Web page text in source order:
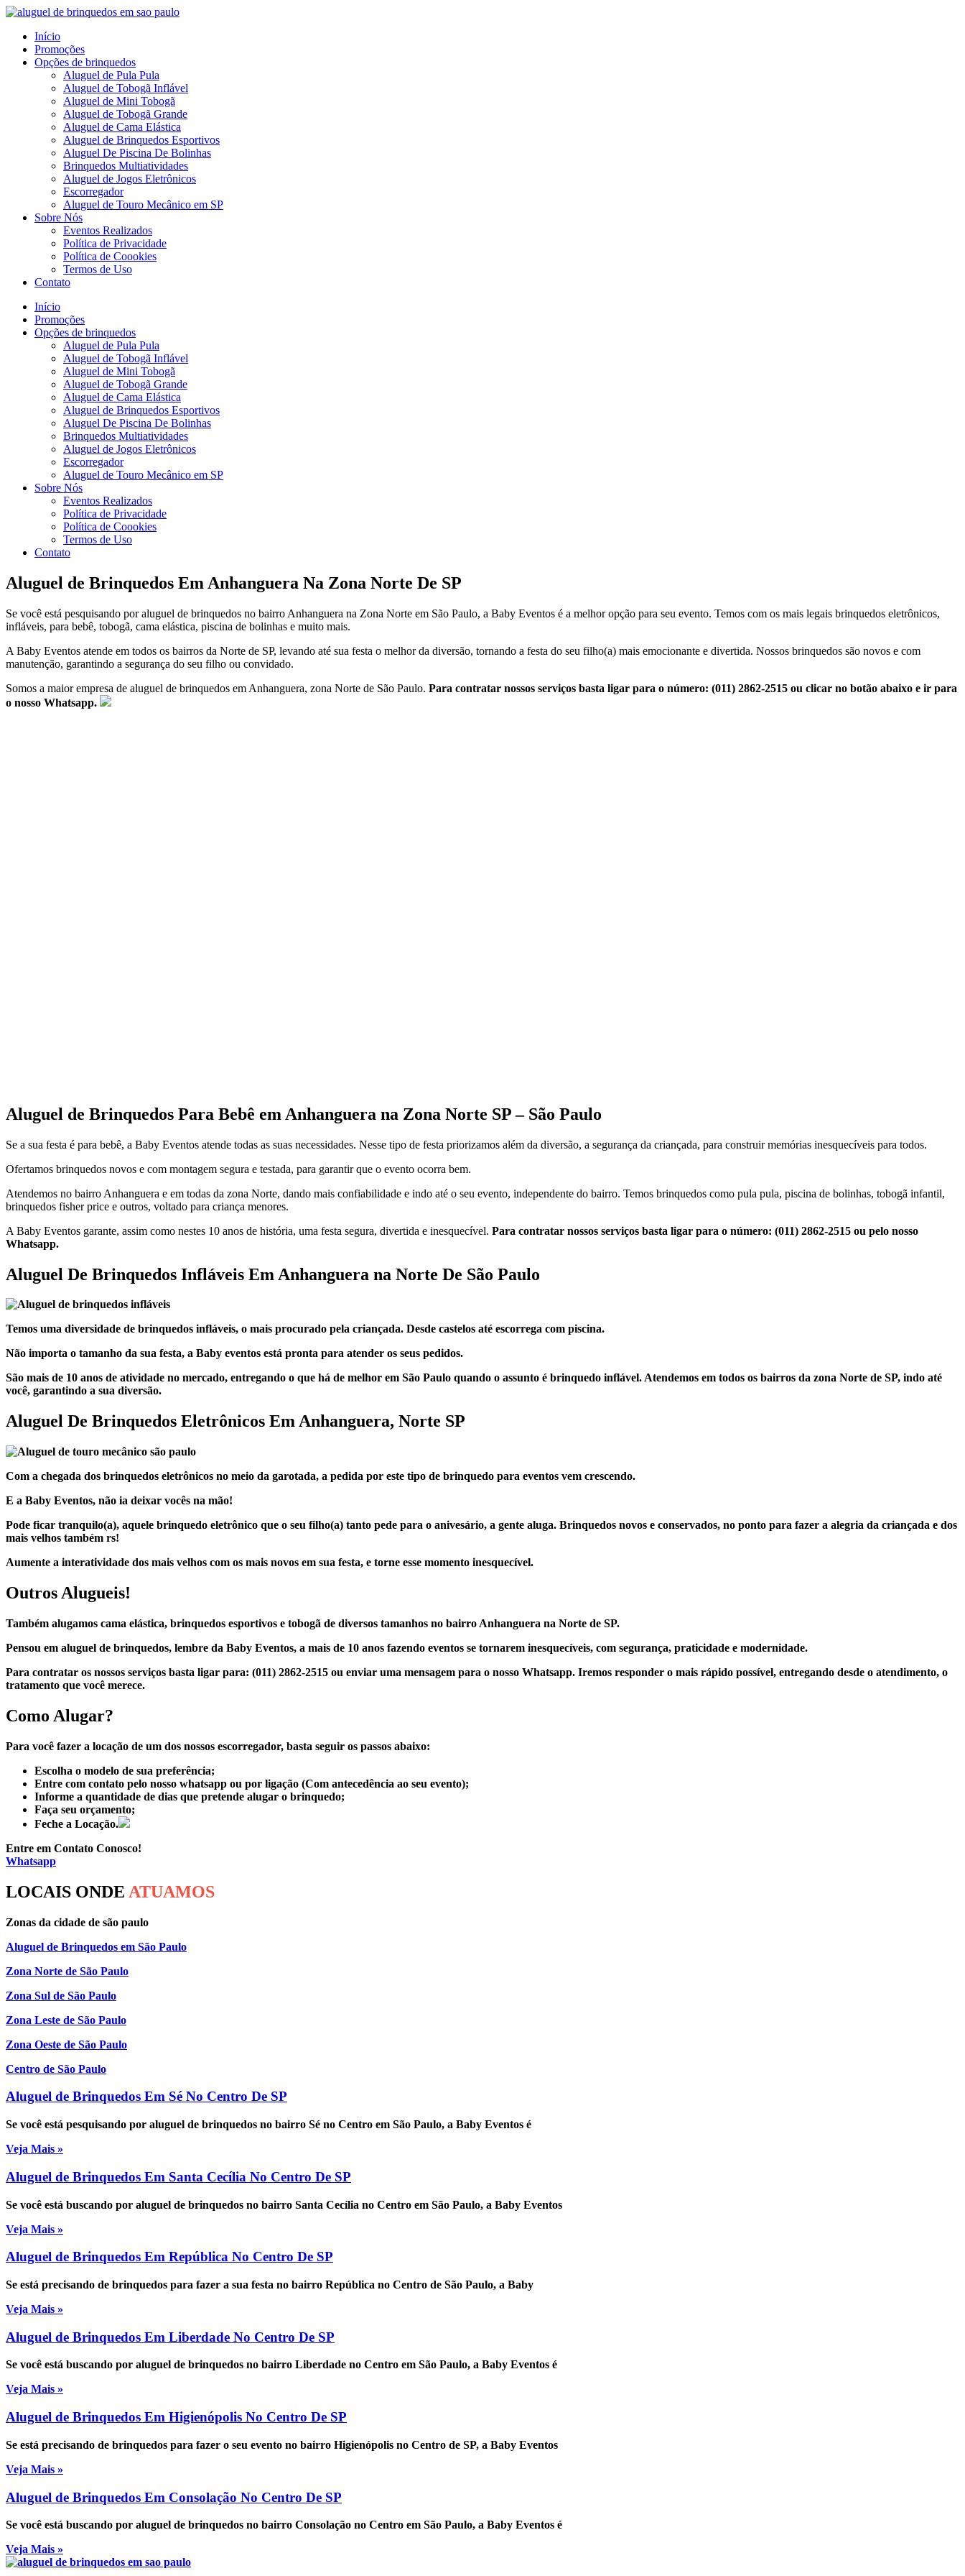
Pular
conteúdo
Início
Promoções
Opções de brinquedos
Aluguel de Pula Pula
Aluguel de Tobogã Inflável
Aluguel de Mini Tobogã
Aluguel de Tobogã Grande
Aluguel de Cama Elástica
Aluguel de Brinquedos Esportivos
Aluguel De Piscina De Bolinhas
Brinquedos Multiatividades
Aluguel de Jogos Eletrônicos
Escorregador
Aluguel de Touro Mecânico em SP
Sobre Nós
Eventos Realizados
Política de Privacidade
Política de Coookies
Termos de Uso
Contato
Menu
Início
Promoções
Opções de brinquedos
Aluguel de Pula Pula
Aluguel de Tobogã Inflável
Aluguel de Mini Tobogã
Aluguel de Tobogã Grande
Aluguel de Cama Elástica
Aluguel de Brinquedos Esportivos
Aluguel De Piscina De Bolinhas
Brinquedos Multiatividades
Aluguel de Jogos Eletrônicos
Escorregador
Aluguel de Touro Mecânico em SP
Sobre Nós
Eventos Realizados
Política de Privacidade
Política de Coookies
Termos de Uso
Contato
Aluguel de Brinquedos Em Anhanguera Na Zona Norte De SP
Se você está pesquisando por aluguel de brinquedos no bairro Anhanguera na Zona Norte em São Paulo, a Baby Eventos é a melhor opção para seu evento. Temos com os mais legais brinquedos eletrônicos,
infláveis, para bebê, tobogã, cama elástica, piscina de bolinhas e muito mais.
A Baby Eventos atende em todos os bairros da Norte de SP, levando até sua festa o melhor da diversão, tornando a festa do seu filho(a) mais emocionante e divertida. Nossos brinquedos são novos e com
manutenção, garantindo a segurança do seu filho ou convidado.
Somos a maior empresa de aluguel de brinquedos em Anhanguera, zona Norte de São Paulo. Para contratar nossos serviços basta ligar para o número: (011) 2862-2515 ou clicar no botão abaixo e ir para
o nosso Whatsapp.
Aluguel de Brinquedos Para Bebê em Anhanguera na Zona Norte SP – São Paulo
Se a sua festa é para bebê, a Baby Eventos atende todas as suas necessidades. Nesse tipo de festa priorizamos além da diversão, a segurança da criançada, para construir memórias inesquecíveis para todos.
Ofertamos brinquedos novos e com montagem segura e testada, para garantir que o evento ocorra bem.
Atendemos no bairro Anhanguera e em todas da zona Norte, dando mais confiabilidade e indo até o seu evento, independente do bairro. Temos brinquedos como pula pula, piscina de bolinhas, tobogã infantil,
brinquedos fisher price e outros, voltado para criança menores.
A Baby Eventos garante, assim como nestes 10 anos de história, uma festa segura, divertida e inesquecível. Para contratar nossos serviços basta ligar para o número: (011) 2862-2515 ou pelo nosso
Whatsapp.
Aluguel De Brinquedos Infláveis Em Anhanguera na Norte De São Paulo
Temos uma diversidade de brinquedos infláveis, o mais procurado pela criançada. Desde castelos até escorrega com piscina.
Não importa o tamanho da sua festa, a Baby eventos está pronta para atender os seus pedidos.
São mais de 10 anos de atividade no mercado, entregando o que há de melhor em São Paulo quando o assunto é brinquedo inflável. Atendemos em todos os bairros da zona Norte de SP, indo até
você, garantindo a sua diversão.
Aluguel De Brinquedos Eletrônicos Em Anhanguera, Norte SP
Com a chegada dos brinquedos eletrônicos no meio da garotada, a pedida por este tipo de brinquedo para eventos vem crescendo.
E a Baby Eventos, não ia deixar vocês na mão!
Pode ficar tranquilo(a), aquele brinquedo eletrônico que o seu filho(a) tanto pede para o anivesário, a gente aluga. Brinquedos novos e conservados, no ponto para fazer a alegria da criançada e dos
mais velhos também rs!
Aumente a interatividade dos mais velhos com os mais novos em sua festa, e torne esse momento inesquecível.
Outros Alugueis!
Também alugamos cama elástica, brinquedos esportivos e tobogã de diversos tamanhos no bairro Anhanguera na Norte de SP.
Pensou em aluguel de brinquedos, lembre da Baby Eventos, a mais de 10 anos fazendo eventos se tornarem inesquecíveis, com segurança, praticidade e modernidade.
Para contratar os nossos serviços basta ligar para: (011) 2862-2515 ou enviar uma mensagem para o nosso Whatsapp. Iremos responder o mais rápido possível, entregando desde o atendimento, o
tratamento que você merece.
Como Alugar?
Para você fazer a locação de um dos nossos escorregador, basta seguir os passos abaixo:
Escolha o modelo de sua preferência;
Entre com contato pelo nosso whatsapp ou por ligação (Com antecedência ao seu evento);
Informe a quantidade de dias que pretende alugar o brinquedo;
Faça seu orçamento;
Feche a Locação.
Entre em Contato Conosco!
Whatsapp
LOCAIS ONDE ATUAMOS
Zonas da cidade de são paulo
Aluguel de Brinquedos em São Paulo
Zona Norte de São Paulo
Zona Sul de São Paulo
Zona Leste de São Paulo
Zona Oeste de São Paulo
Centro de São Paulo
Aluguel de Brinquedos Em Sé No Centro De SP
Se você está pesquisando por aluguel de brinquedos no bairro Sé no Centro em São Paulo, a Baby Eventos é
Veja Mais »
Aluguel de Brinquedos Em Santa Cecília No Centro De SP
Se você está buscando por aluguel de brinquedos no bairro Santa Cecília no Centro em São Paulo, a Baby Eventos
Veja Mais »
Aluguel de Brinquedos Em República No Centro De SP
Se está precisando de brinquedos para fazer a sua festa no bairro República no Centro de São Paulo, a Baby
Veja Mais »
Aluguel de Brinquedos Em Liberdade No Centro De SP
Se você está buscando por aluguel de brinquedos no bairro Liberdade no Centro em São Paulo, a Baby Eventos é
Veja Mais »
Aluguel de Brinquedos Em Higienópolis No Centro De SP
Se está precisando de brinquedos para fazer o seu evento no bairro Higienópolis no Centro de SP, a Baby Eventos
Veja Mais »
Aluguel de Brinquedos Em Consolação No Centro De SP
Se você está buscando por aluguel de brinquedos no bairro Consolação no Centro em São Paulo, a Baby Eventos é
Veja Mais »